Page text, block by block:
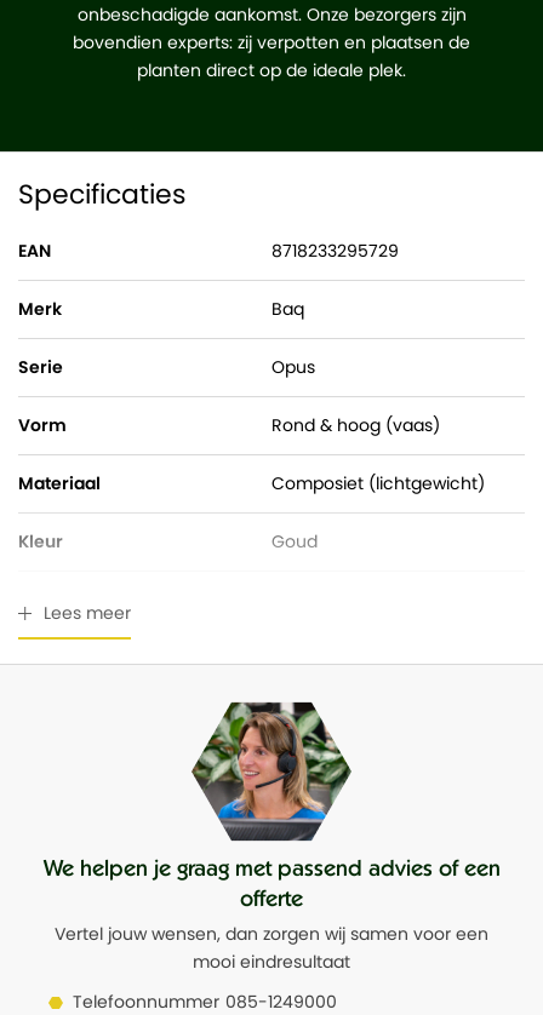
onbeschadigde aankomst. Onze bezorgers zijn
bovendien experts: zij verpotten en plaatsen de
planten direct op de ideale plek.
Specificaties
EAN 8718233295729
Merk Baq
Serie Opus
Vorm Rond & hoog (vaas)
Materiaal Composiet (lichtgewicht)
Kleur Goud
Pot diameter 50,00 cm
41,00 cm
Geschikt voor buiten Nee
Ja
Ja, waterdicht
Lees meer
We helpen je graag met passend advies of een
offerte
Vertel jouw wensen, dan zorgen wij samen voor een
mooi eindresultaat
Telefoonnummer 085-1249000